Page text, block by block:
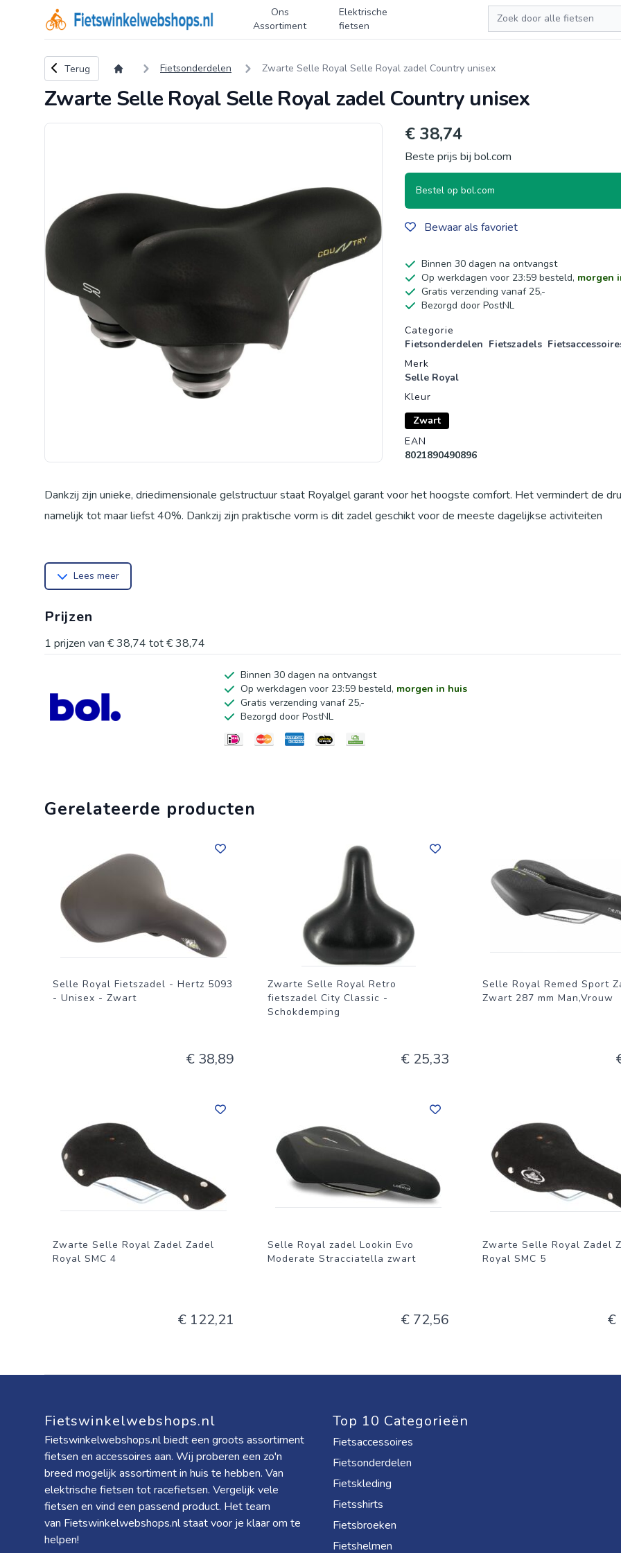
Logo Fietswinkelwebshops.nl
Ons
Assortiment
Elektrische
fietsen
Zoeken
Terug naar overzicht
Terug Fietsonderdelen Zwarte Selle Royal Selle Royal zadel Country unisex
Zwarte Selle Royal Selle Royal zadel Country unisex
€ 38,74
Beste prijs bij bol.com
Bestel op bol.com
Bewaar als favoriet
Binnen 30 dagen na ontvangst
Op werkdagen voor 23:59 besteld, morgen
Gratis verzending vanaf 25,-
Bezorgd door PostNL
Productgegevens
Categorie
Fietsonderdelen Fietszadels
Merk
Selle Royal
Kleur
Zwart
EAN
8021890490896
Dankzij zijn unieke, driedimensionale gelstructuur staat Royalgel garant voor het hoogste comfort. Het vermindert de
namelijk tot maar liefst 40%. Dankzij zijn praktische vorm is dit zadel geschikt voor de meeste dagelijkse activiteiten
Lees meer
Prijzen
1 prijzen van € 38,74 tot€ 38,74
Binnen 30 dagen na ontvangst
Op werkdagen voor 23:59 besteld, morgen in huis
Gratis verzending vanaf 25,-
Bezorgd door PostNL
Gerelateerde producten
Selle Royal Fietszadel - Hertz 5093
- Unisex - Zwart
€ 38,89
Zwarte Selle Royal Retro
fietszadel City Classic -
Schokdemping
€ 25,33
Selle Royal Remed Sport
Zwart 287 mm Man,Vrouw
Zwarte Selle Royal Zadel Zadel
Royal SMC 4
€ 122,21
Selle Royal zadel Lookin Evo
Moderate Stracciatella zwart
€ 72,56
Zwarte Selle Royal Zadel
Royal SMC 5
€
Fietswinkelwebshops.nl
Fietswinkelwebshops.nl biedt een groots assortiment
fietsen en accessoires aan. Wij proberen een zo'n
breed mogelijk assortiment in huis te hebben. Van
elektrische fietsen tot racefietsen. Vergelijk vele
fietsen en vind een passend product. Het team
van Fietswinkelwebshops.nl staat voor je klaar om te
helpen!
Top 10 Categorieën
Fietsaccessoires
Fietsonderdelen
Fietskleding
Fietsshirts
Fietsbroeken
Fietshelmen